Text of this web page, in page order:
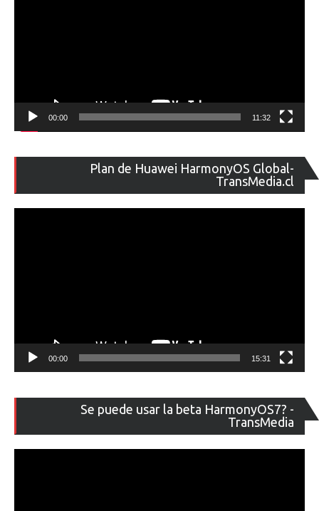
00:00 11:32
Plan de Huawei HarmonyOS Global-
TransMedia.cl
de
00:00 15:31
Se puede usar la beta HarmonyOS7? -
TransMedia
de